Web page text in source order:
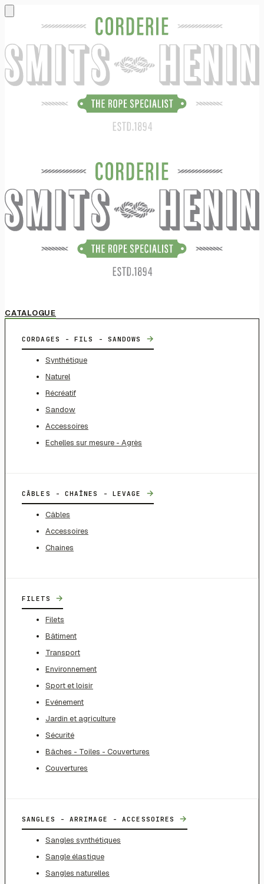
CATALOGUE
CORDAGES - FILS - SANDOWS →
Synthétique
Naturel
Récréatif
Sandow
Accessoires
Echelles sur mesure - Agrès
CÂBLES - CHAÎNES - LEVAGE →
Câbles
Accessoires
Chaines
FILETS →
Filets
Bâtiment
Transport
Environnement
Sport et loisir
Evénement
Jardin et agriculture
Sécurité
Bâches - Toiles - Couvertures
Couvertures
SANGLES - ARRIMAGE - ACCESSOIRES →
Sangles synthétiques
Sangle élastique
Sangles naturelles